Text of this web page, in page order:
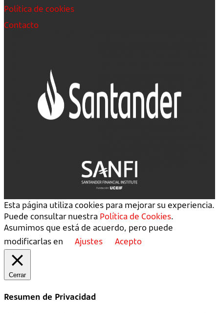
Política de cookies
Contacto
Esta página utiliza cookies para mejorar su experiencia.
Puede consultar nuestra Política de Cookies.
Asumimos que está de acuerdo, pero puede
modificarlas en
Ajustes Acepto
Cerrar
Resumen de Privacidad